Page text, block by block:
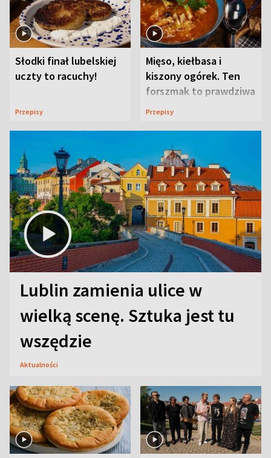
Słodki finał lubelskiej
uczty to racuchy!
Przepisy
Mięso, kiełbasa i
kiszony ogórek. Ten
forszmak to prawdziwa
uczta
Przepisy
Lublin zamienia ulice w
wielką scenę. Sztuka jest tu
wszędzie
Aktualności